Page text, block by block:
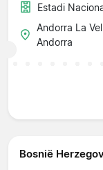
Estadi
Andorra La
Andorra
Bosnië